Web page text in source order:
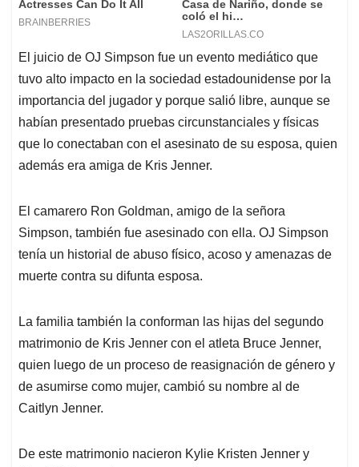
El juicio de OJ Simpson fue un evento mediático que
tuvo alto impacto en la sociedad estadounidense por la
importancia del jugador y porque salió libre, aunque se
habían presentado pruebas circunstanciales y físicas
que lo conectaban con el asesinato de su esposa, quien
además era amiga de Kris Jenner.
El camarero Ron Goldman, amigo de la señora
Simpson, también fue asesinado con ella. OJ Simpson
tenía un historial de abuso físico, acoso y amenazas de
muerte contra su difunta esposa.
La familia también la conforman las hijas del segundo
matrimonio de Kris Jenner con el atleta Bruce Jenner,
quien luego de un proceso de reasignación de género y
de asumirse como mujer, cambió su nombre al de
Caitlyn Jenner.
De este matrimonio nacieron Kylie Kristen Jenner y